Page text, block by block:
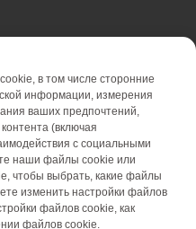
Акции
Отзывы
Контакты
в том числе сторонние
информации, измерения
ваших предпочтений,
(включая
с социальными
наши файлы cookie или
чтобы выбрать, какие файлы
изменить настройки файлов
файлов cookie, как
файлов cookie.